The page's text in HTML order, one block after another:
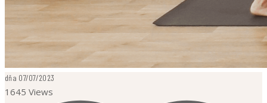
dňa 07/07/2023
1645 Views